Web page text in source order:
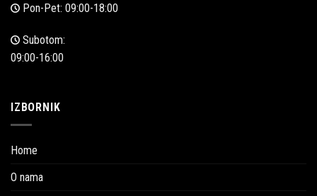
Pon-Pet: 09:00-18:00
Subotom:
09:00-16:00
IZBORNIK
Home
O nama